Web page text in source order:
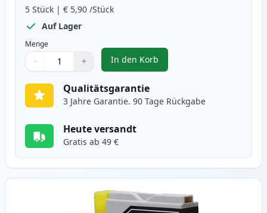
5 Stück | € 5,90 /Stück
Auf Lager
Menge
Verwenden Sie die Tasten, um anzupassen
− +
1
In den Korb
, 5 stück Brother LC970
Qualitätsgarantie
3 Jahre Garantie. 90 Tage Rückgabe
Heute versandt
Gratis ab 49 €